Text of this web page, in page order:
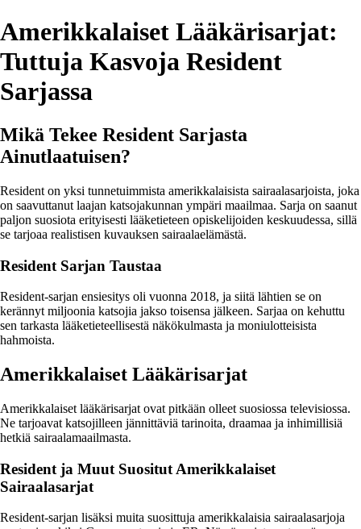
Amerikkalaiset Lääkärisarjat:
Tuttuja Kasvoja Resident
Sarjassa
Mikä Tekee Resident Sarjasta
Ainutlaatuisen?
Resident on yksi tunnetuimmista amerikkalaisista sairaalasarjoista, joka
on saavuttanut laajan katsojakunnan ympäri maailmaa. Sarja on saanut
paljon suosiota erityisesti lääketieteen opiskelijoiden keskuudessa, sillä
se tarjoaa realistisen kuvauksen sairaalaelämästä.
Resident Sarjan Taustaa
Resident-sarjan ensiesitys oli vuonna 2018, ja siitä lähtien se on
kerännyt miljoonia katsojia jakso toisensa jälkeen. Sarjaa on kehuttu
sen tarkasta lääketieteellisestä näkökulmasta ja moniulotteisista
hahmoista.
Amerikkalaiset Lääkärisarjat
Amerikkalaiset lääkärisarjat ovat pitkään olleet suosiossa televisiossa.
Ne tarjoavat katsojilleen jännittäviä tarinoita, draamaa ja inhimillisiä
hetkiä sairaalamaailmasta.
Resident ja Muut Suositut Amerikkalaiset
Sairaalasarjat
Resident-sarjan lisäksi muita suosittuja amerikkalaisia sairaalasarjoja